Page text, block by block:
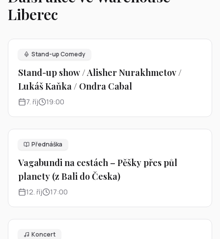
Liberec
Stand-up Comedy
Stand-up show / Alisher Nurakhmetov /
Lukáš Kaňka / Ondra Cabal
7. říj 19:00
Přednáška
Vagabundi na cestách – Pěšky přes půl
planety (z Bali do Česka)
12. říj 17:00
Koncert